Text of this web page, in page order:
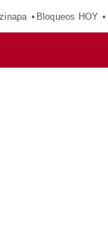
Bloqueos HOY